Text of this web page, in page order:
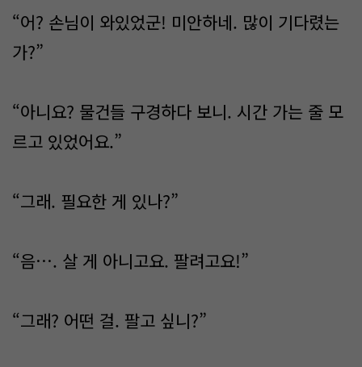
“어? 손님이 와있었군! 미안하네. 많이 기다렸는
가?”
“아니요? 물건들 구경하다 보니. 시간 가는 줄 모
르고 있었어요.”
“그래. 필요한 게 있나?”
“음…. 살 게 아니고요. 팔려고요!”
“그래? 어떤 걸. 팔고 싶니?”